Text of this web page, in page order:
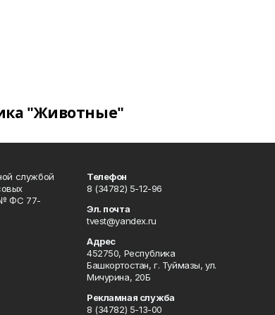
"Животные"
службой
№ ФС 77-
Телефон
8 (34782) 5-12-96
Эл. почта
tvest@yandex.ru
Адрес
452750, Республика
Башкортостан, г. Туймазы, ул.
Мичурина, 20Б
Рекламная служба
8 (34782) 5-13-00